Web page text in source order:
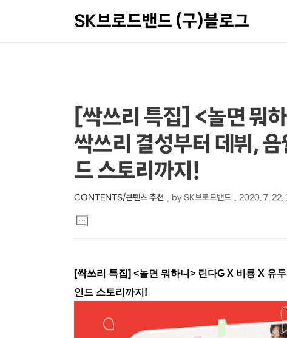
SK브로드밴드 (구)블로그
상
세
컨
텐
본
문
제
목
[싹쓰리 특집] <놀면 뭐
싹쓰리 결성부터 데뷔, 음
드 스토리까지!
CONTENTS/콘텐츠 추천 by SK브로드밴드 2020. 7. 22.
문
댓
글
[싹쓰리 특집] <놀면 뭐하니 > 린다G X 비룡 X 유
인드 스토리까지 !